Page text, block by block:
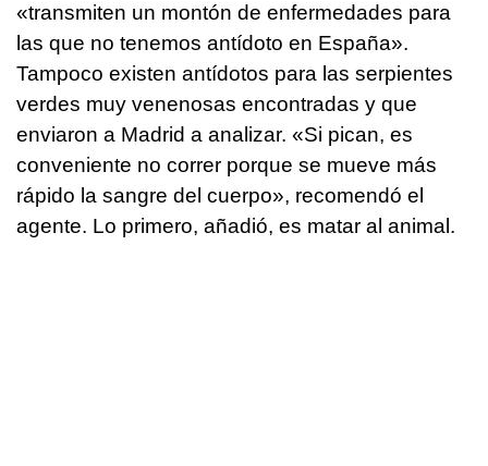
«transmiten un montón de enfermedades para
las que no tenemos antídoto en España».
Tampoco existen antídotos para las serpientes
verdes muy venenosas encontradas y que
enviaron a Madrid a analizar. «Si pican, es
conveniente no correr porque se mueve más
rápido la sangre del cuerpo», recomendó el
agente. Lo primero, añadió, es matar al animal.